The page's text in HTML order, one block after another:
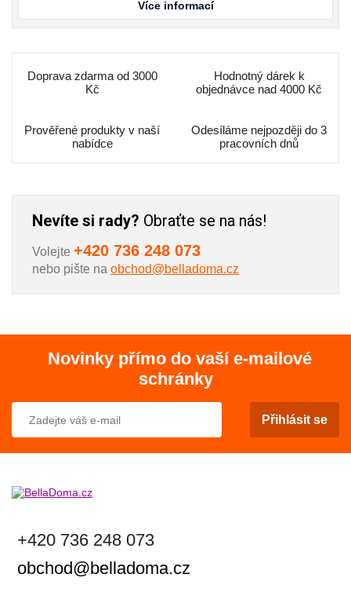
Více informací
Doprava zdarma od 3000
Kč
Hodnotný dárek k
objednávce nad 4000 Kč
Prověřené produkty v naší
nabídce
Odesíláme nejpozději do 3
pracovních dnů
Nevíte si rady? Obraťte se na nás!
Volejte +420 736 248 073
nebo pište na obchod@belladoma.cz
Novinky přímo do vaší e-mailové
schránky
Přihlásit se
+420 736 248 073
obchod@belladoma.cz